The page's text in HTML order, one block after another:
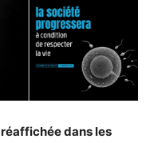
dans les